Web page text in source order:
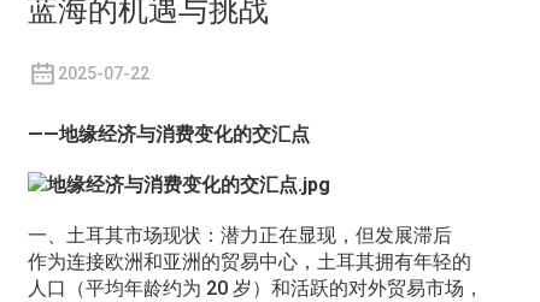
蓝海的机遇与挑战
2025-07-22
——地缘经济与消费变化的交汇点
一、土耳其市场现状：潜力正在显现，但发展滞后
作为连接欧洲和亚洲的贸易中心，土耳其拥有年轻的
人口（平均年龄约为 20 岁）和活跃的对外贸易市场，